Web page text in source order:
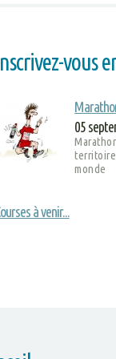
vous
05
territoire
monde
à venir...